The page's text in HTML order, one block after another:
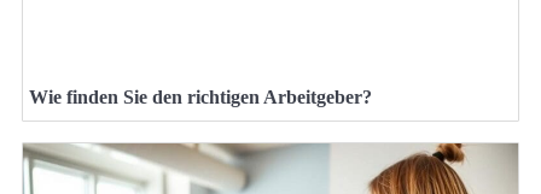
Wie finden Sie den richtigen Arbeitgeber?